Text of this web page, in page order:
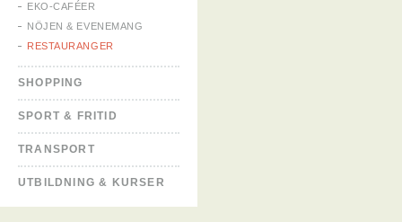
EKO-CAFÉER
NÖJEN & EVENEMANG
RESTAURANGER
SHOPPING
SPORT & FRITID
TRANSPORT
UTBILDNING & KURSER